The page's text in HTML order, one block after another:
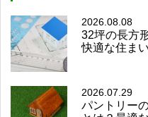
2026.08.08
32坪の長方
快適な住ま
2026.07.29
パントリー